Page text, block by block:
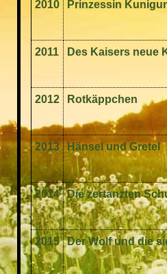
2010 Prinzessin
2011 Des Kaisers neue
2012 Rotkäppchen
2013 Hänsel und Gretel
2014 Die zertanzten
2015 Der Wolf und die